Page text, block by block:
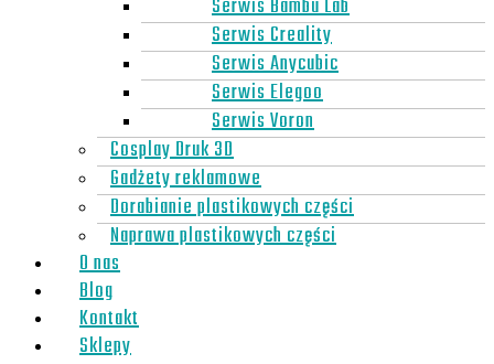
Serwis Bambu Lab
Serwis Creality
Serwis Anycubic
Serwis Elegoo
Serwis Voron
Cosplay Druk 3D
Gadżety reklamowe
Dorabianie plastikowych części
Naprawa plastikowych części
O nas
Blog
Kontakt
Sklepy